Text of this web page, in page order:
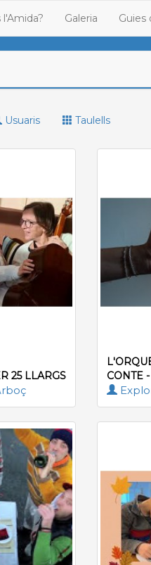
l'Amida? Galeria Guies
Usuaris Taulells
25 LLARGS
CONTE